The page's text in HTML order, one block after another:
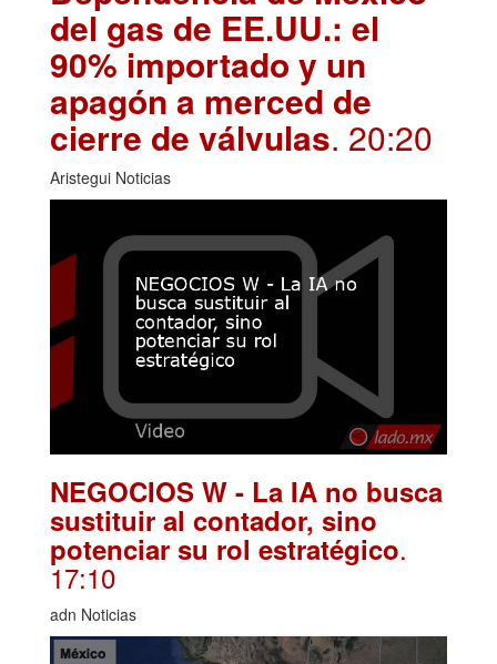
del gas de EE.UU.: el
90% importado y un
apagón a merced de
cierre de válvulas. 20:20
Aristegui Noticias
NEGOCIOS W - La IA no busca
sustituir al contador, sino
potenciar su rol estratégico.
17:10
adn Noticias